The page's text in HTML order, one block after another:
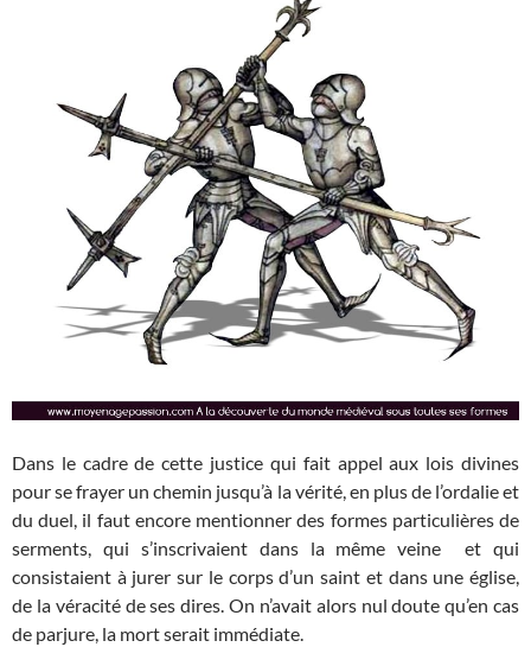
Dans le cadre de cette justice qui fait appel aux lois divines
pour se frayer un chemin jusqu’à la vérité, en plus de l’ordalie et
du duel, il faut encore mentionner des formes particulières de
serments, qui s’inscrivaient dans la même veine et qui
consistaient à jurer sur le corps d’un saint et dans une église,
de la véracité de ses dires. On n’avait alors nul doute qu’en cas
de parjure, la mort serait immédiate.